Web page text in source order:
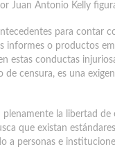
Juan Antonio Kelly
para contar
informes o productos
estas conductas
censura, es una
plenamente la libertad
que existan
a personas e